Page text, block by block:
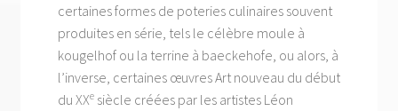
certaines formes de poteries culinaires souvent
produites en série, tels le célèbre moule à
kougelhof ou la terrine à baeckehofe, ou alors, à
l’inverse, certaines œuvres Art nouveau du début
du XXesiècle créées par les artistes Léon